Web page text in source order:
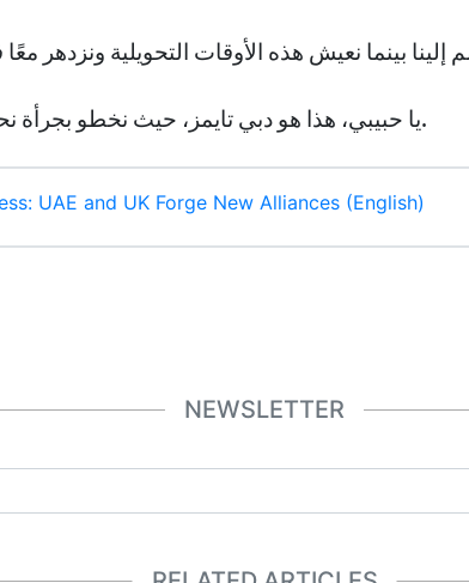
يا حبيبي، هذا هو دبي تايمز، حيث نخطو بجرأة نحو مستقبل غني بالإمكانات.
UAE and UK Forge New Alliances (English)
NEWSLETTER